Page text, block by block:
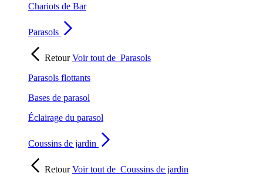
Chariots de Bar
Parasols
RetourVoir tout de Parasols
Parasols flottants
Bases de parasol
Éclairage du parasol
Coussins de jardin
RetourVoir tout de Coussins de jardin